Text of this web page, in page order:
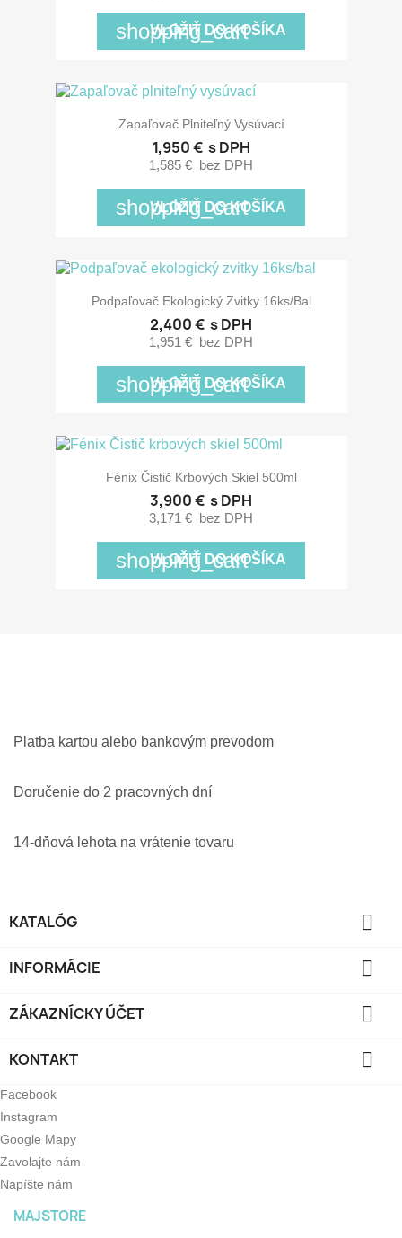
shopping_cart
VLOŽIŤ DO KOŠÍKA
Zapaľovač Plniteľný Vysúvací
1,950 € s DPH
1,585 € bez DPH
shopping_cart
VLOŽIŤ DO KOŠÍKA
Podpaľovač Ekologický Zvitky 16ks/bal
2,400 € s DPH
1,951 € bez DPH
shopping_cart
VLOŽIŤ DO KOŠÍKA
Fénix Čistič Krbových Skiel 500ml
3,900 € s DPH
3,171 € bez DPH
shopping_cart
VLOŽIŤ DO KOŠÍKA
Platba kartou alebo bankovým prevodom
Doručenie do 2 pracovných dní
14-dňová lehota na vrátenie tovaru
KATALÓG 
INFORMÁCIE 
ZÁKAZNÍCKY ÚČET 
KONTAKT 
Facebook
Instagram
Google Mapy
Zavolajte nám
Napíšte nám
MAJSTORE